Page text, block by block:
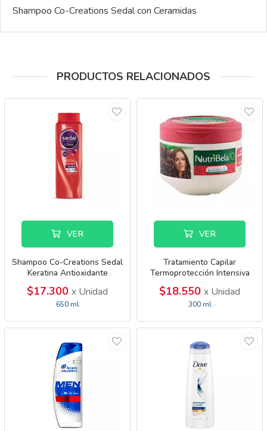
Shampoo Co-Creations Sedal con Ceramidas
PRODUCTOS RELACIONADOS
VER
Shampoo Co-Creations Sedal
Keratina Antioxidante
$17.300 x Unidad
650 ml
VER
Tratamiento Capilar
Termoprotección Intensiva
$18.550 x Unidad
300 ml